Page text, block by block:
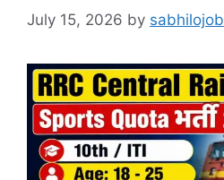
July 15, 2026 by sabhilojob